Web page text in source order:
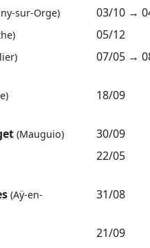
sur-Orge) 03/10→
05/12
07/05→
18/09
(Mauguio) 30/09
22/05
(Aÿ-en-
31/08
21/09